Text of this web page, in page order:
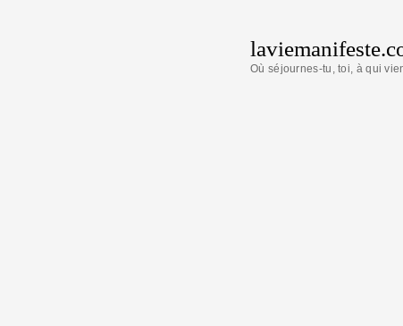
Où séjournes-tu, toi, à qui